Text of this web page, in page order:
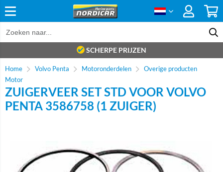
SCHERPE PRIJZEN
Home Volvo Penta Motoronderdelen
Overige producten
Motor
ZUIGERVEER SET STD VOOR VOLVO
PENTA 3586758 (1 ZUIGER)